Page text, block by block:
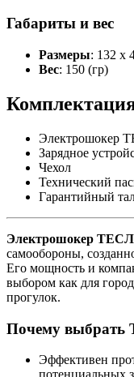
Габариты и вес
Размеры: 132 х
Вес: 150 (гр)
Электрошокер
Зарядное
Чехол
Технический
Гарантийный
Электрошокер
самообороны,
Его мощность и
выбором как для
прогулок.
Почему
Эффективен